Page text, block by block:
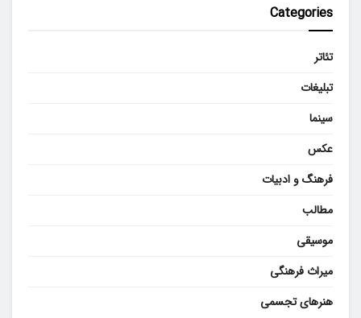
Categories
تئاتر
تبلیغات
سینما
عکس
فرهنگ و ادبیات
مطالب
موسیقی
میراث فرهنگی
هنرهای تجسمی